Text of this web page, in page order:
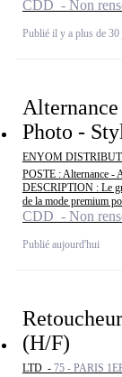
CDD - Non
Publié il y a plus de 30
Photo -
ENYOM
POSTE : Alternance -
DESCRIPTION : Le
de la mode premium
CDD - Non
Publié aujourd'hui
(H/F)
LTD - 75 - PARIS